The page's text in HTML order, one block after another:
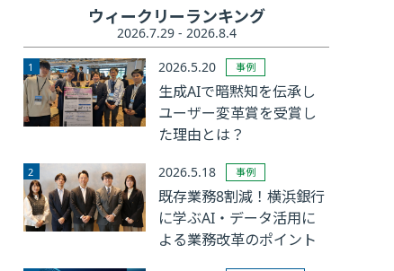
ウィークリーランキング
2026.7.29 - 2026.8.4
2026.5.20
事例
生成AIで暗黙知を伝承し
ユーザー変革賞を受賞し
た理由とは？
2026.5.18 事例
既存業務8割減！横浜銀行
に学ぶAI・データ活用に
よる業務改革のポイント